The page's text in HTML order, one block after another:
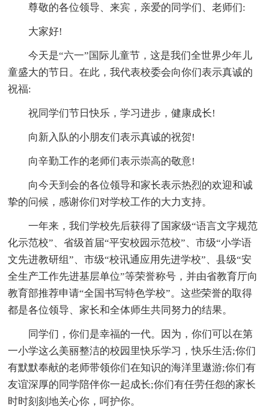
尊敬的各位领导、来宾，亲爱的同学们、老师们:
大家好!
今天是“六一”国际儿童节，这是我们全世界少年儿
童盛大的节日。在此，我代表校委会向你们表示真诚的
祝福:
祝同学们节日快乐，学习进步，健康成长!
向新入队的小朋友们表示真诚的祝贺!
向辛勤工作的老师们表示崇高的敬意!
向今天到会的各位领导和家长表示热烈的欢迎和诚
挚的问候，感谢你们对学校工作的大力支持。
一年来，我们学校先后获得了国家级“语言文字规范
化示范校”、省级首届“平安校园示范校”、市级“小学语
文先进教研组”、市级“校讯通应用先进学校”、县级“安
全生产工作先进基层单位”等荣誉称号，并由省教育厅向
教育部推荐申请“全国书写特色学校”。这些荣誉的取得
都是各位领导、家长和全体师生共同努力的结果。
同学们，你们是幸福的一代。因为，你们可以在第
一小学这么美丽整洁的校园里快乐学习，快乐生活;你们
有默默奉献的老师带领你们在知识的海洋里遨游;你们有
友谊深厚的同学陪伴你一起成长;你们有任劳任怨的家长
时时刻刻地关心你，呵护你。